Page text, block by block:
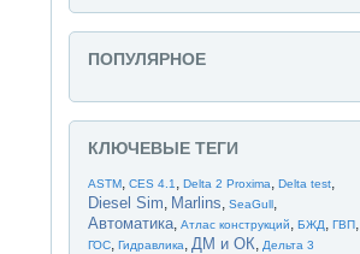
ПОПУЛЯРНОЕ
КЛЮЧЕВЫЕ ТЕГИ
ASTM,CES 4.1 ,Delta 2 Proxima,Delta test,
Diesel Sim, Marlins,SeaGull,
Автоматика,Атлас конструкций,БЖД,ГВП,
ГОС,Гидравлика,ДМ и ОК,Дельта 3